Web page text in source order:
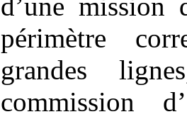
d’une mission
périmètre
grandes
commission